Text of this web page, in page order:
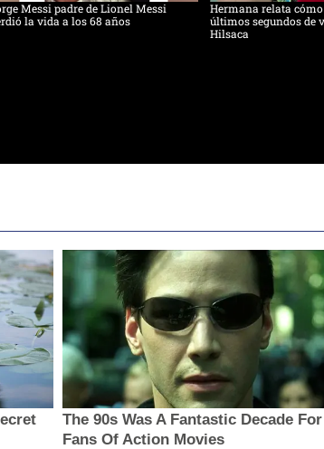
Messi padre de Lionel Messi
la vida a los 68 años
Hermana relata
últimos segundos de
Hilsaca
The 90s Was A Fantastic Decade For
Fans Of Action Movies